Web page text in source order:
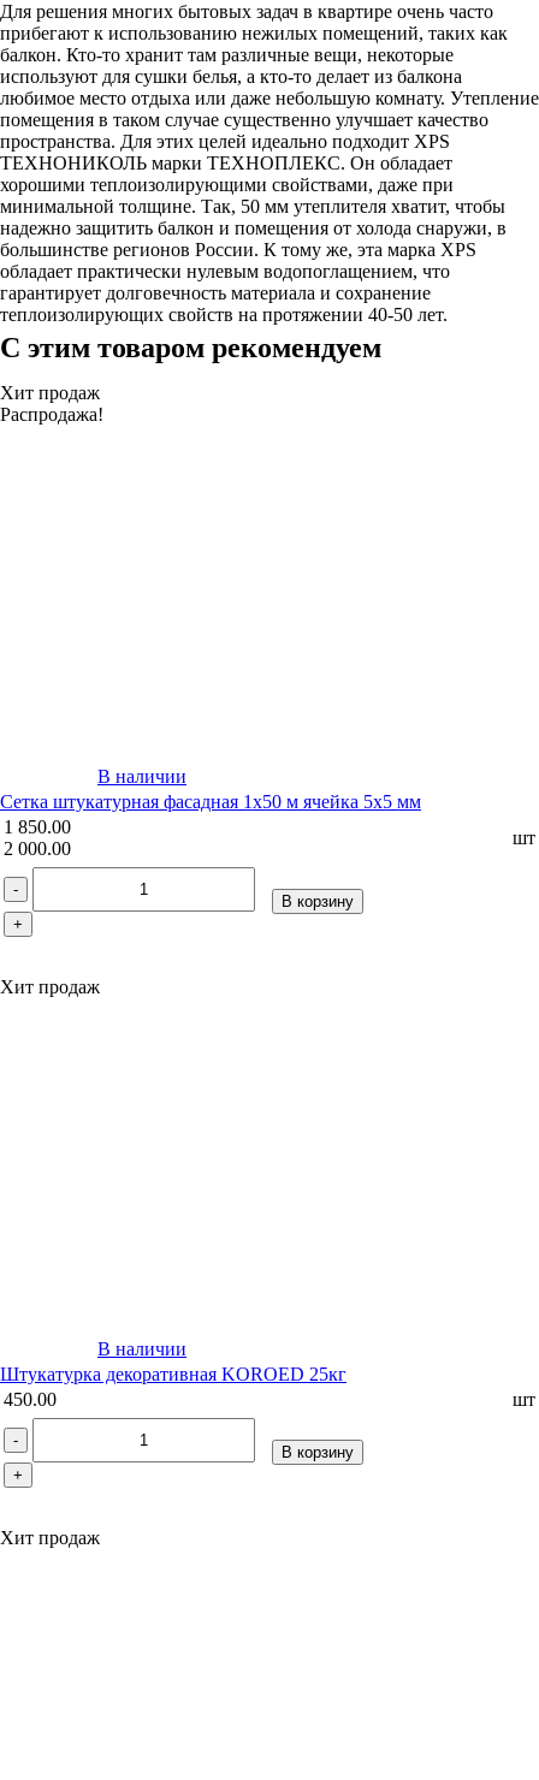
Для решения многих бытовых задач в квартире очень часто
прибегают к использованию нежилых помещений, таких как
балкон. Кто-то хранит там различные вещи, некоторые
используют для сушки белья, а кто-то делает из балкона
любимое место отдыха или даже небольшую комнату. Утепление
помещения в таком случае существенно улучшает качество
пространства. Для этих целей идеально подходит XPS
ТЕХНОНИКОЛЬ марки ТЕХНОПЛЕКС. Он обладает
хорошими теплоизолирующими свойствами, даже при
минимальной толщине. Так, 50 мм утеплителя хватит, чтобы
надежно защитить балкон и помещения от холода снаружи, в
большинстве регионов России. К тому же, эта марка XPS
обладает практически нулевым водопоглащением, что
гарантирует долговечность материала и сохранение
теплоизолирующих свойств на протяжении 40-50 лет.
С этим товаром рекомендуем
Хит продаж
Распродажа!
В наличии
Сетка штукатурная фасадная 1х50 м ячейка 5х5 мм
1 850.00
2 000.00
шт
-
+
В корзину
Хит продаж
В наличии
Штукатурка декоративная KOROED 25кг
450.00
шт
-
+
В корзину
Хит продаж